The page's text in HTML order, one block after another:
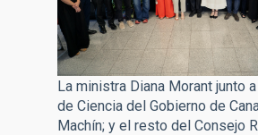
La ministra Diana Morant junto
de Ciencia del Gobierno de
Machín; y el resto del Consejo